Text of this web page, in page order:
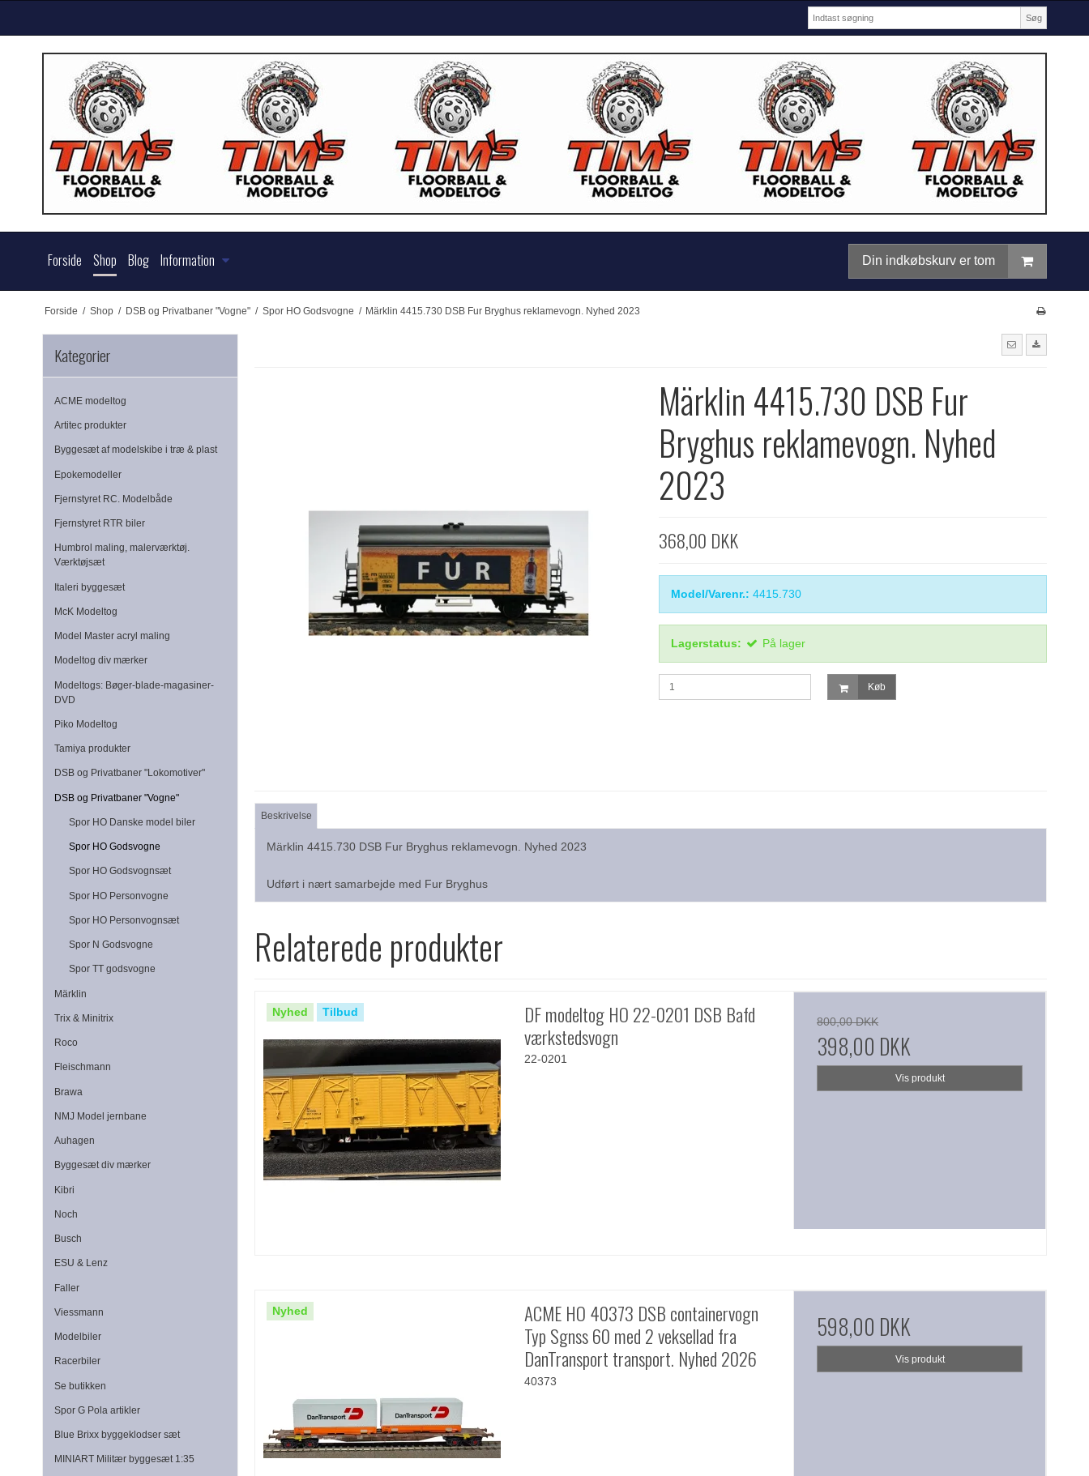
Søg
Forside Shop Blog Information Din indkøbskurv er tom
Forside / Shop / DSB og Privatbaner "Vogne" / Spor HO Godsvogne / Märklin 4415.730 DSB Fur Bryghus reklamevogn. Nyhed 2023
Kategorier
ACME modeltog
Artitec produkter
Byggesæt af modelskibe i træ & plast
Epokemodeller
Fjernstyret RC. Modelbåde
Fjernstyret RTR biler
Humbrol maling, malerværktøj.
Værktøjsæt
Italeri byggesæt
McK Modeltog
Model Master acryl maling
Modeltog div mærker
Modeltogs: Bøger-blade-magasiner-
DVD
Piko Modeltog
Tamiya produkter
DSB og Privatbaner "Lokomotiver"
DSB og Privatbaner "Vogne"
Spor HO Danske model biler
Spor HO Godsvogne
Spor HO Godsvognsæt
Spor HO Personvogne
Spor HO Personvognsæt
Spor N Godsvogne
Spor TT godsvogne
Märklin
Trix & Minitrix
Roco
Fleischmann
Brawa
NMJ Model jernbane
Auhagen
Byggesæt div mærker
Kibri
Noch
Busch
ESU & Lenz
Faller
Viessmann
Modelbiler
Racerbiler
Se butikken
Spor G Pola artikler
Blue Brixx byggeklodser sæt
MINIART Militær byggesæt 1:35
Märklin 4415.730 DSB Fur
Bryghus reklamevogn. Nyhed
2023
368,00 DKK
Model/Varenr.: 4415.730
Lagerstatus: På lager
Køb
Beskrivelse
Märklin 4415.730 DSB Fur Bryghus reklamevogn. Nyhed 2023
Udført i nært samarbejde med Fur Bryghus
Relaterede produkter
Nyhed Tilbud
DF modeltog HO 22-0201 DSB Bafd
værkstedsvogn
22-0201
800,00 DKK
398,00 DKK
Vis produkt
Nyhed
ACME HO 40373 DSB containervogn
Typ Sgnss 60 med 2 veksellad fra
DanTransport transport. Nyhed 2026
40373
598,00 DKK
Vis produkt